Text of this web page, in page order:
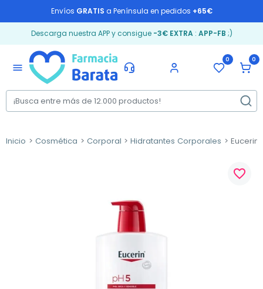
Envíos GRATIS a Península en pedidos +65€
Descarga nuestra APP y consigue -3€ EXTRA: APP-FB ;)
menu
0 0
Inicio Cosmética Corporal Hidratantes Corporales Eucerin
favorite_border